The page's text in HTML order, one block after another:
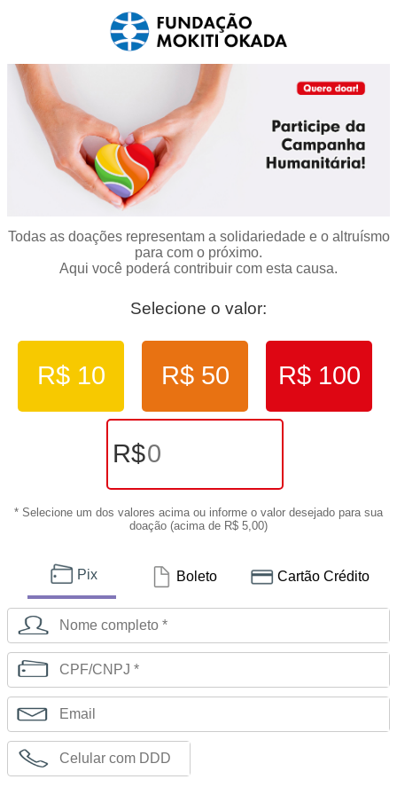
Todas as doações representam a solidariedade e o altruísmo
para com o próximo.
Aqui você poderá contribuir com esta causa.
Selecione o valor:
R$ 10 R$ 50 R$ 100
R$
* Selecione um dos valores acima ou informe o valor desejado para sua
doação (acima de R$ 5,00)
Pix Boleto Cartão Crédito